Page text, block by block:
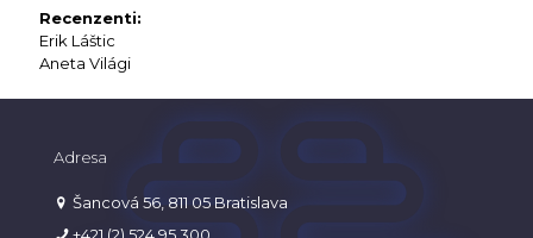
Recenzenti:
Erik Láštic
Aneta Világi
Adresa
Šancová 56, 811 05 Bratislava